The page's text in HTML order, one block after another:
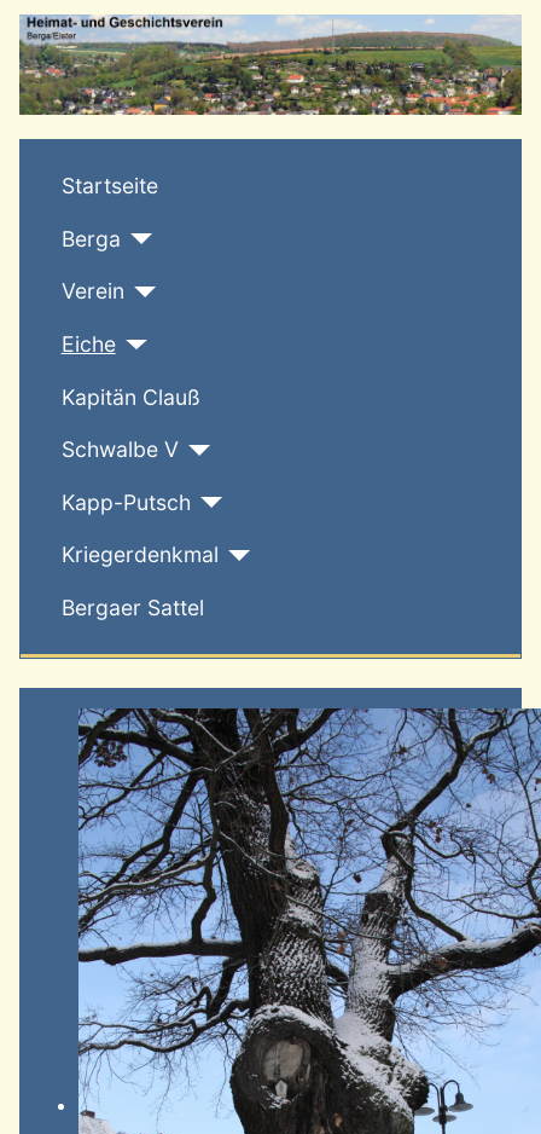
Startseite
Berga
Verein
Eiche
Kapitän Clauß
Schwalbe V
Kapp-Putsch
Kriegerdenkmal
Bergaer Sattel